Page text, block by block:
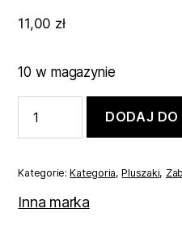
11,00 zł
10 w magazynie
Brelok
zwierzęcy
kapibara
brązowa
DODAJ
Kategorie:Kategoria,Pluszaki,
Inna marka